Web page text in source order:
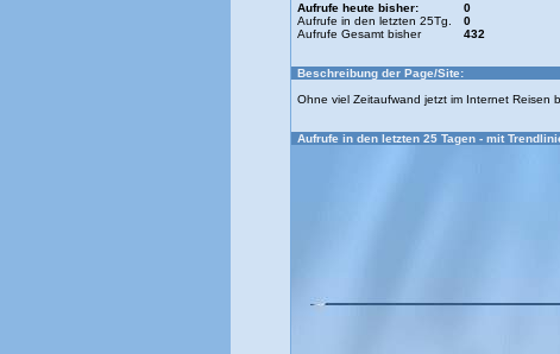
Aufrufe heute bisher:
0
Aufrufe in den letzten 25Tg.
0
Aufrufe Gesamt bisher
432
Beschreibung der Page/Site:
Ohne viel Zeitaufwand jetzt im Internet Reisen
Aufrufe in den letzten 25 Tagen - mit